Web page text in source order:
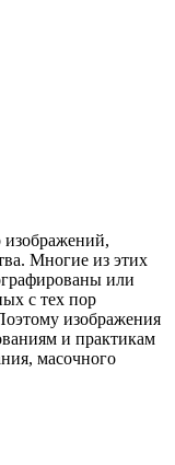
изображений,
Многие из этих
или
с тех пор
изображения
и практикам
масочного